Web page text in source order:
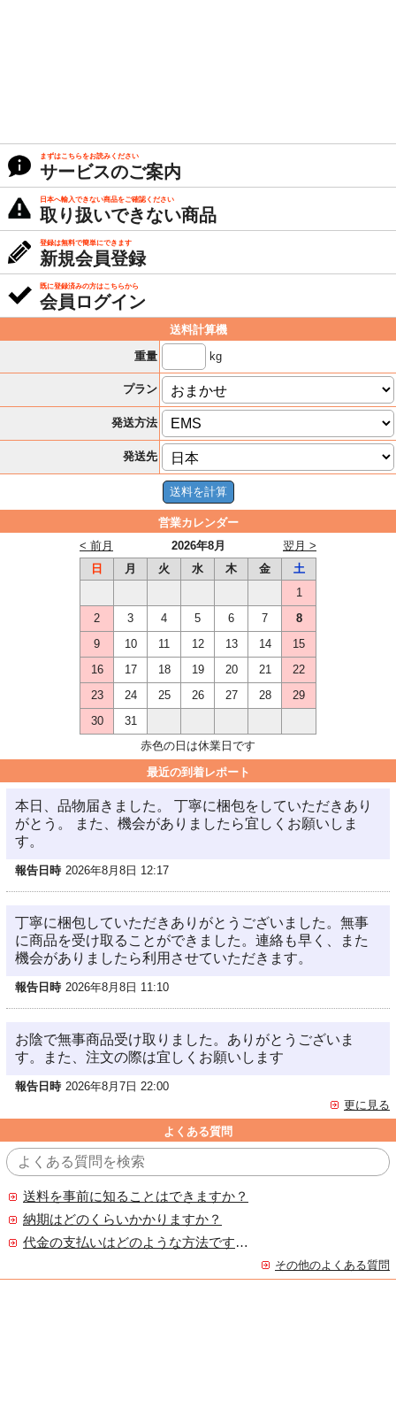
まずはこちらをお読みください
サービスのご案内
日本へ輸入できない商品をご確認ください
取り扱いできない商品
登録は無料で簡単にできます
新規会員登録
既に登録済みの方はこちらから
会員ログイン
送料計算機
重量
kg
プラン
発送方法
発送先
営業カレンダー
2026年8月
< 前月
翌月 >
日
月 火 水 木 金
土
1
2
3 4 5 6 7
8
9
10 11 12 13 14
15
16
17 18 19 20 21
22
23
24 25 26 27 28
29
30
31
赤色の日は休業日です
最近の到着レポート
本日、品物届きました。 丁寧に梱包をしていただきあり
がとう。 また、機会がありましたら宜しくお願いしま
す。
報告日時 2026年8月8日 12:17
丁寧に梱包していただきありがとうございました。無事
に商品を受け取ることができました。連絡も早く、また
機会がありましたら利用させていただきます。
報告日時 2026年8月8日 11:10
お陰で無事商品受け取りました。ありがとうございま
す。また、注文の際は宜しくお願いします
報告日時 2026年8月7日 22:00
更に見る
よくある質問
送料を事前に知ることはできますか？
納期はどのくらいかかりますか？
代金の支払いはどのような方法ですか？
その他のよくある質問